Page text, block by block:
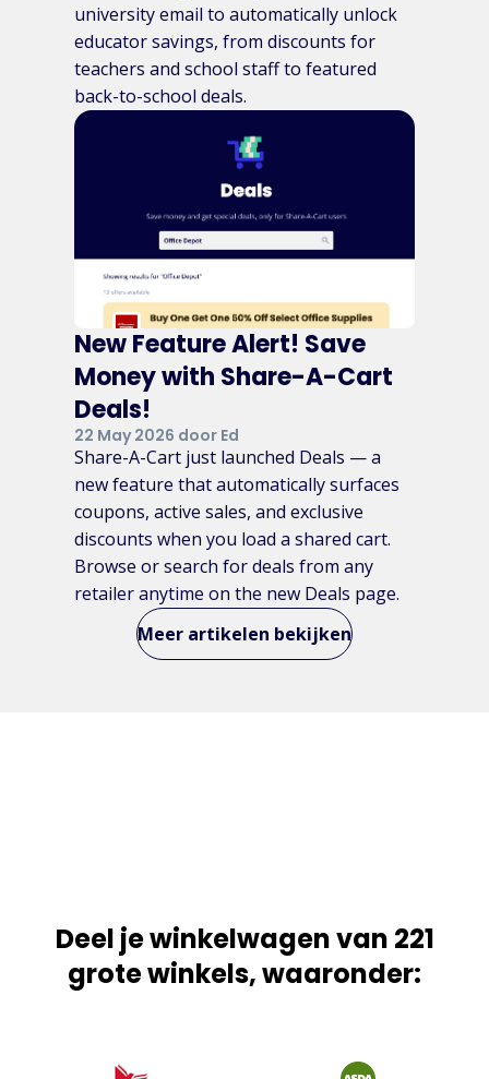
university email to automatically unlock
educator savings, from discounts for
teachers and school staff to featured
back-to-school deals.
New Feature Alert! Save
Money with Share-A-Cart
Deals!
22 May 2026 door Ed
Share-A-Cart just launched Deals — a
new feature that automatically surfaces
coupons, active sales, and exclusive
discounts when you load a shared cart.
Browse or search for deals from any
retailer anytime on the new Deals page.
Meer artikelen bekijken
Deel je winkelwagen van 221
grote winkels, waaronder: